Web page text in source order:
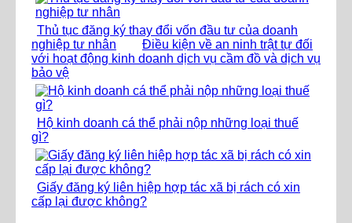
Thủ tục đăng ký thay đổi vốn đầu tư của doanh
nghiệp tư nhân
Điều kiện về an ninh trật tự đối
với hoạt động kinh doanh dịch vụ cầm đồ và dịch vụ
bảo vệ
Hộ kinh doanh cá thể phải nộp những loại thuế
gì?
Giấy đăng ký liên hiệp hợp tác xã bị rách có xin
cấp lại được không?